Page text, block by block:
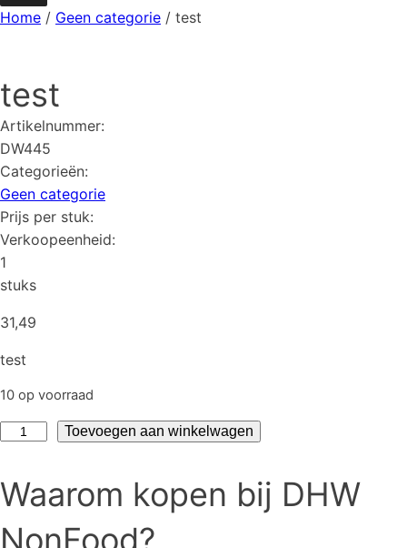
Home / Geen categorie / test
test
Artikelnummer:
DW445
Categorieën:
Geen categorie
Prijs per stuk:
Verkoopeenheid:
1
stuks
31,49
test
10 op voorraad
test
Toevoegen aan winkelwagen
Waarom kopen bij DHW
NonFood?